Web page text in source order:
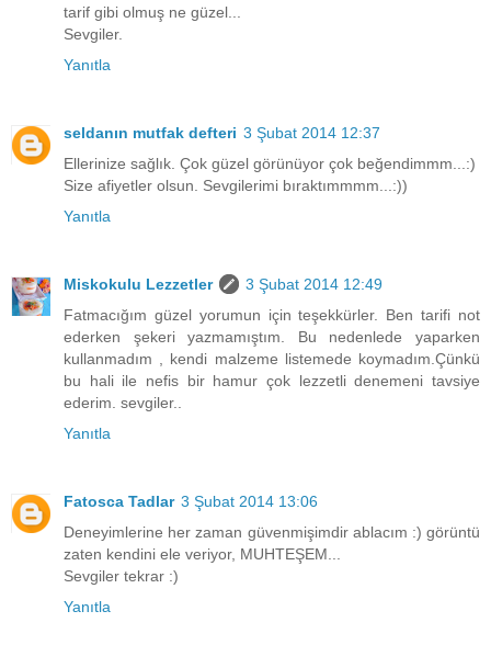
tarif gibi olmuş ne güzel...
Sevgiler.
Yanıtla
seldanın mutfak defteri 3 Şubat 2014 12:37
Ellerinize sağlık. Çok güzel görünüyor çok beğendimmm...:)
Size afiyetler olsun. Sevgilerimi bıraktımmmm...:))
Yanıtla
Miskokulu Lezzetler
3 Şubat 2014 12:49
Fatmacığım güzel yorumun için teşekkürler. Ben tarifi not
ederken şekeri yazmamıştım. Bu nedenlede yaparken
kullanmadım , kendi malzeme listemede koymadım.Çünkü
bu hali ile nefis bir hamur çok lezzetli denemeni tavsiye
ederim. sevgiler..
Yanıtla
Fatosca Tadlar 3 Şubat 2014 13:06
Deneyimlerine her zaman güvenmişimdir ablacım :) görüntü
zaten kendini ele veriyor, MUHTEŞEM...
Sevgiler tekrar :)
Yanıtla